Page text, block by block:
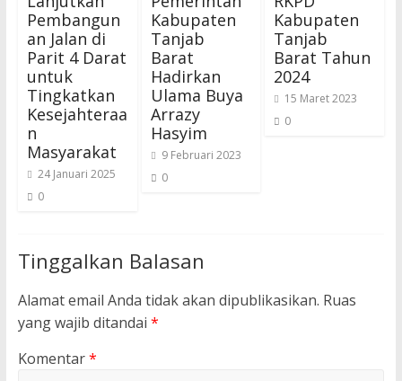
Pembangun
an Jalan di
Parit 4 Darat
untuk
Tingkatkan
Kesejahteraa
n
Masyarakat
24 Januari 2025
0
Kabupaten
Tanjab
Barat
Hadirkan
Ulama Buya
Arrazy
Hasyim
9 Februari 2023
0
Kabupaten
Tanjab
Barat Tahun
2024
15 Maret 2023
0
Tinggalkan Balasan
Alamat email Anda tidak akan dipublikasikan. Ruas
yang wajib ditandai *
Komentar*